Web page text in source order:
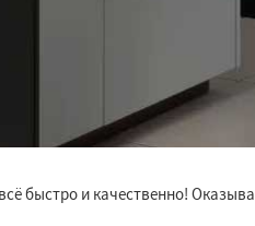
быстро и качественно!